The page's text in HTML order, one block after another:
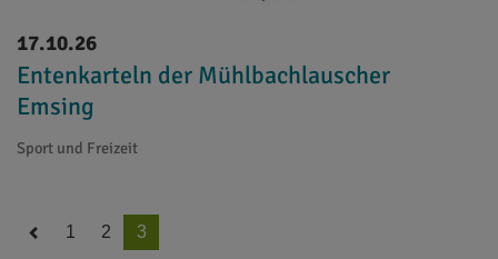
17.10.26
Entenkarteln der Mühlbachlauscher
Emsing
Sport und Freizeit
1 2 3